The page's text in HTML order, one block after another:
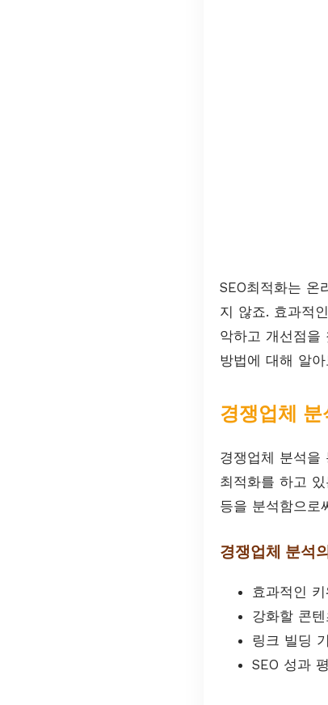
SEO최적화는 온
지 않죠. 효과적인
악하고 개선점을
방법에 대해 알
경쟁업체
경쟁업체 분석을
최적화를 하고
등을 분석함으로
경쟁업체 분석
효과적인
강화할 콘
링크 빌딩
SEO 성과